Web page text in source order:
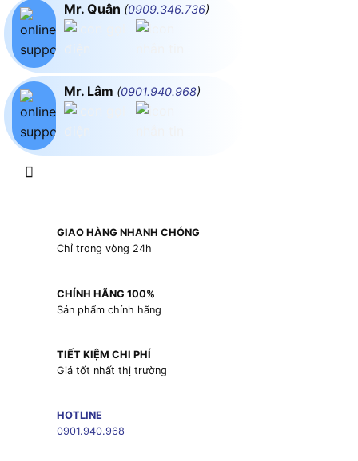
Mr. Quân (0909.346.736)
Mr. Lâm (0901.940.968)
GIAO HÀNG NHANH CHÓNG
Chỉ trong vòng 24h
CHÍNH HÃNG 100%
Sản phẩm chính hãng
TIẾT KIỆM CHI PHÍ
Giá tốt nhất thị trường
HOTLINE
0901.940.968